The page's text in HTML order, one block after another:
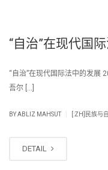
“自治”在现代国
“自治”在现代国际法中的发
吾尔 […]
BYABLIZ MAHSUT [:ZH]民族与
DETAIL